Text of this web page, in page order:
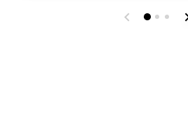
undefined Acacia Lounge & Bar